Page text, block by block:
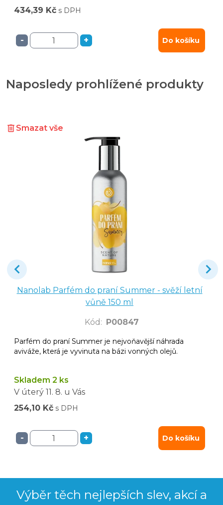
434,39 Kč s DPH
- + Do košíku
Naposledy prohlížené produkty
Smazat vše
Nanolab Parfém do praní Summer - svěží letní
vůně 150 ml
Kód : P00847
Parfém do praní Summer je nejvoňavější náhrada
aviváže, která je vyvinuta na bázi vonných olejů.
Skladem 2 ks
V úterý 11. 8. u Vás
254,10 Kč s DPH
- + Do košíku
Výběr těch nejlepších slev, akcí a